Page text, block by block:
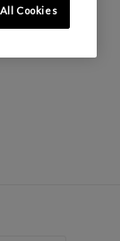
Cookies